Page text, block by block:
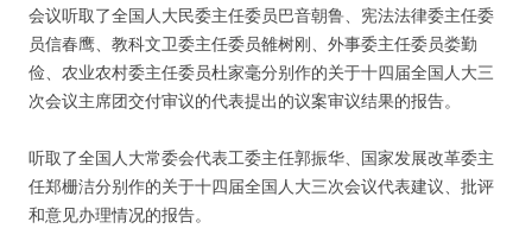
会议听取了全国人大民委主任委员巴音朝鲁、宪法法律委主任委
员信春鹰、教科文卫委主任委员雒树刚、外事委主任委员娄勤
俭、农业农村委主任委员杜家毫分别作的关于十四届全国人大三
次会议主席团交付审议的代表提出的议案审议结果的报告。
听取了全国人大常委会代表工委主任郭振华、国家发展改革委主
任郑栅洁分别作的关于十四届全国人大三次会议代表建议、批评
和意见办理情况的报告。